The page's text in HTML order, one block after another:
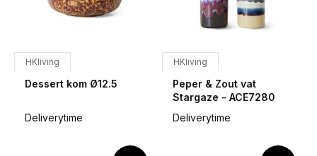
HKliving
Dessert kom Ø12.5
Deliverytime
HKliving
Peper & Zout vat
Stargaze - ACE7280
Deliverytime